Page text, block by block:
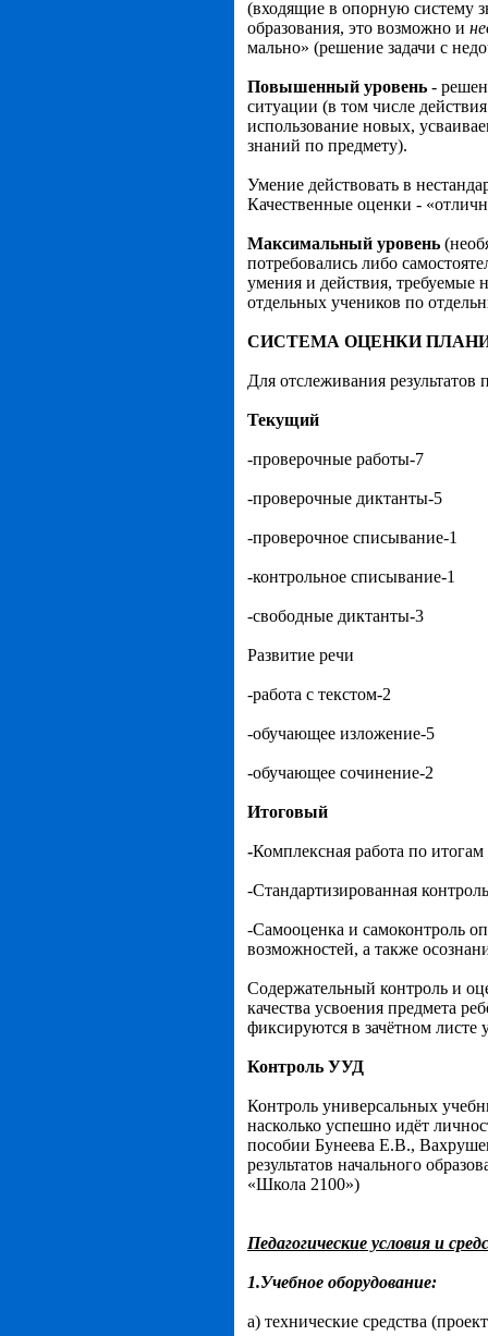
(входящие в опорную систему
образования, это воз­можно и
мально» (решение задачи с
Повышенный уровень -
ситуации (в том числе
использование новых,
знаний по предмету).
Умение действовать в
Качественные оценки -
Максимальный уровень
потребовались либо
умения и действия, требуемые
отдельных учеников по
СИСТЕМА ОЦЕНКИ
Для отслеживания
Текущий
-проверочные работы-7
-проверочные диктанты-5
-проверочное списывание-1
-контрольное списывание-1
-свободные диктанты-3
Развитие речи
-работа с текстом-2
-обучающее изложение-5
-обучающее сочинение-2
Итоговый
-Комплексная работа по итогам
-Стандартизированная
-Самооценка и самоконтроль
возможностей, а также
Содержательный контроль и
качества усвоения предмета
фиксируются в зачётном листе
Контроль УУД
Контроль универсальных
насколько успешно идёт
пособии Бунеева Е.В.,
результатов начального
«Школа 2100»)
Педагогические условия и
1.Учебное оборудование:
а) технические средства